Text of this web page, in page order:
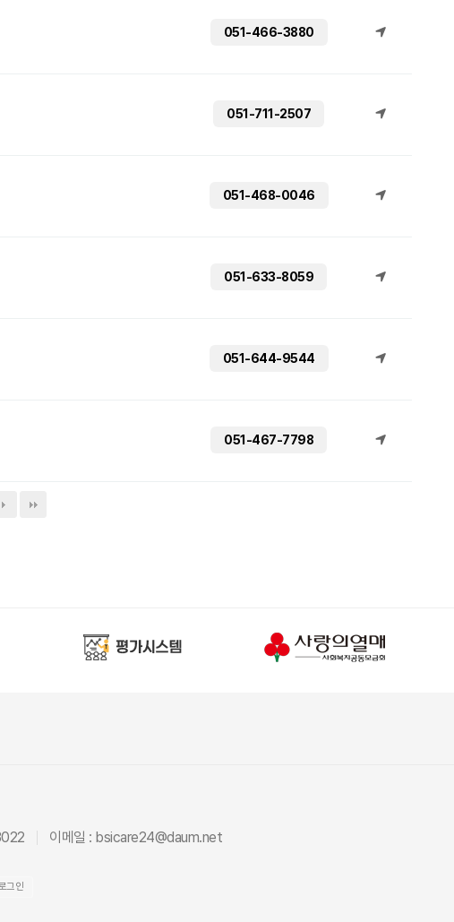
051-466-3880
051-711-2507
051-468-0046
051-633-8059
051-644-9544
051-467-7798
이메일 : bsicare24@daum.net
그인